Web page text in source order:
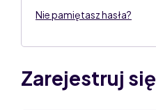
Nie pamiętasz hasła?
Zarejestruj się